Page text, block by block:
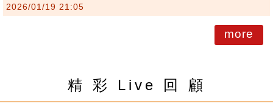
2026/01/19 21:05
more
精 彩 Live 回 顧